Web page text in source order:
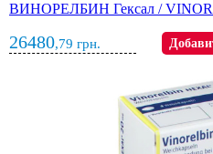
ВИНОРЕЛБИН Гексал /
26480,79 грн.